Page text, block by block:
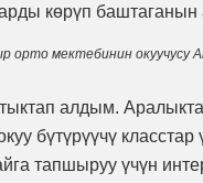
көрүп баштаганын
орто мектебинин окуучусу
алдым.
бүтүрүүчү
тапшыруу үчүн